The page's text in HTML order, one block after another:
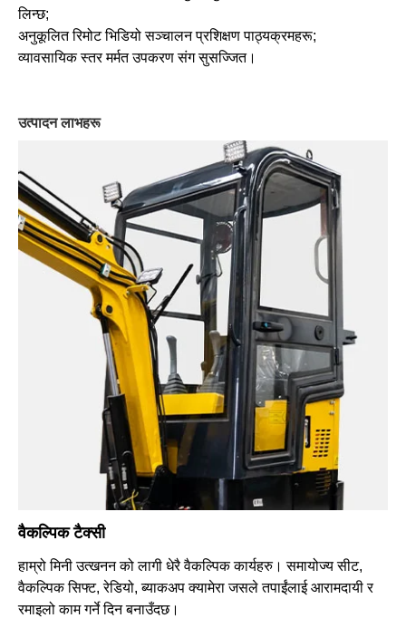
लिन्छ;
अनुकूलित रिमोट भिडियो सञ्चालन प्रशिक्षण पाठ्यक्रमहरू;
व्यावसायिक स्तर मर्मत उपकरण संग सुसज्जित।
उत्पादन लाभहरू
वैकल्पिक टैक्सी
हाम्रो मिनी उत्खनन को लागी धेरै वैकल्पिक कार्यहरु। समायोज्य सीट,
वैकल्पिक सिफ्ट, रेडियो, ब्याकअप क्यामेरा जसले तपाईंलाई आरामदायी र
रमाइलो काम गर्ने दिन बनाउँदछ।